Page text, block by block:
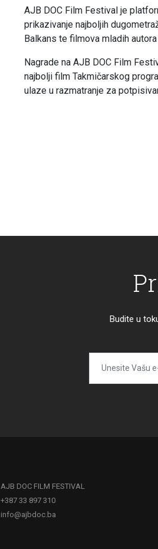
AJB DOC Film Festival je
prikazivanje najboljih
Balkans te filmova mladih
Nagrade na AJB DOC Film
najbolji film Takmičarskog
ulaze u razmatranje za
Budite u
AJB DOC FILM FESTIVAL
+387 33 897 310
info@ajbdoc.ba